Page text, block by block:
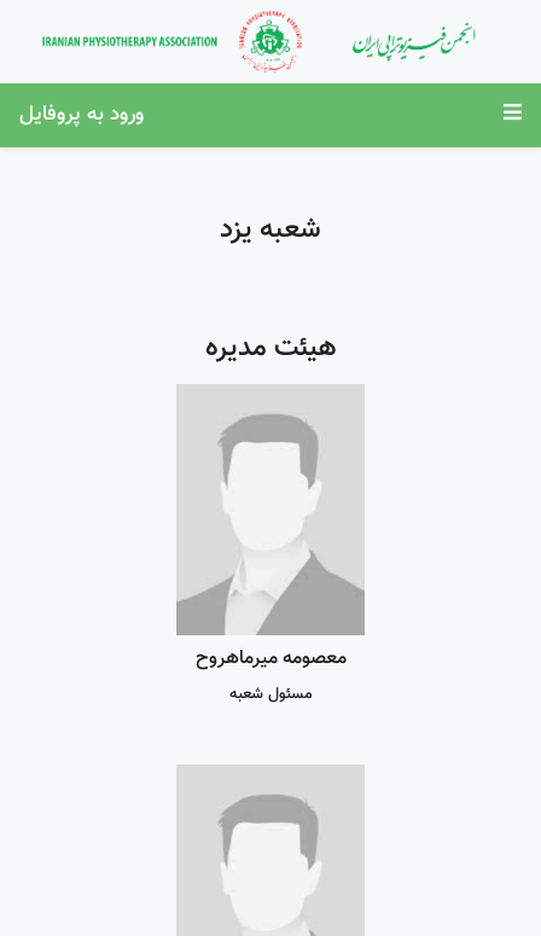
ورود به پروفایل
شعبه یزد
هیئت مدیره
معصومه میرماهروح
مسئول شعبه